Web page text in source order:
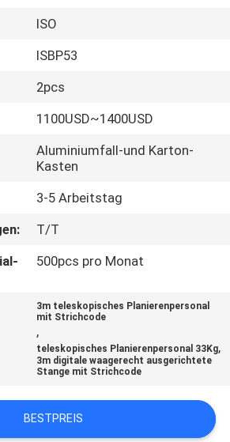
ISO
ISBP53
2pcs
1100USD~1400USD
Aluminiumfall-und Karton-
Kasten
3-5 Arbeitstag
T/T
500pcs pro Monat
3m teleskopisches Planierenpersonal
mit Strichcode
,
teleskopisches Planierenpersonal 33Kg,
3m digitale waagerecht ausgerichtete
Stange mit Strichcode
BESTPREIS